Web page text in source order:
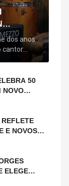
E
dos anos
cantor
"A
tarde:
o astro
50
NOVO
E TURNÊ
E NOVOS
ALPHA
ELEGE
ATLETA DA